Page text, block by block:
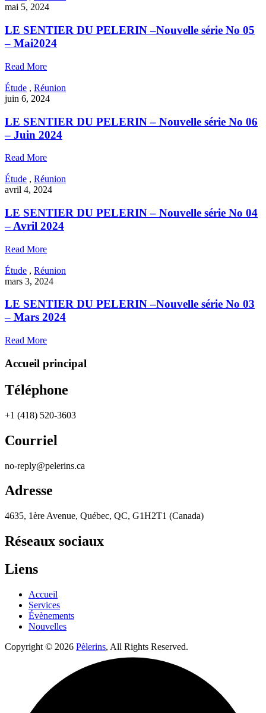
mai 5, 2024
LE SENTIER DU PELERIN –Nouvelle série No 05
– Mai2024
Read More
Étude , Réunion
juin 6, 2024
LE SENTIER DU PELERIN – Nouvelle série No 06
– Juin 2024
Read More
Étude , Réunion
avril 4, 2024
LE SENTIER DU PELERIN – Nouvelle série No 04
– Avril 2024
Read More
Étude , Réunion
mars 3, 2024
LE SENTIER DU PELERIN –Nouvelle série No 03
– Mars 2024
Read More
Accueil principal
Téléphone
+1 (418) 520-3603
Courriel
no-reply@pelerins.ca
Adresse
4635, 1ère Avenue, Québec, QC, G1H2T1 (Canada)
Réseaux sociaux
Liens
Accueil
Services
Évènements
Nouvelles
Copyright © 2026 Pèlerins, All Rights Reserved.